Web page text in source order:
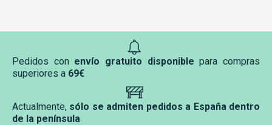
Pedidos con envío gratuito disponible para compras
superiores a 69€
Actualmente, sólo se admiten pedidos a España dentro
de la península